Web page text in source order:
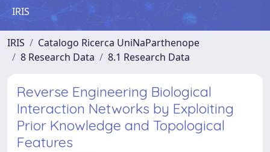
IRIS
IRIS
Catalogo Ricerca UniNaParthenope
8 Research Data
8.1 Research Data
Reverse Engineering Biological
Interaction Networks by Exploiting
Prior Knowledge and Topological
Features